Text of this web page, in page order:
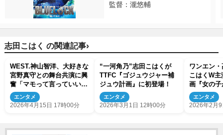
監督：瀧悠輔
志田こはく の関連記事›
WEST.神山智洋、大好きな
宮野真守との舞台共演に興
奮「マモって言っていいん
すか!?」
エンタメ
2026年4月15日 17時00分
“一河角乃”志田こはくが
TTFC『ゴジュウジャー補
ジュウ計画』に初登場！
エンタメ
2026年3月1日 12時00分
ワンエン
こはくW
画『女の
ですか？
エンタメ
2026年2月